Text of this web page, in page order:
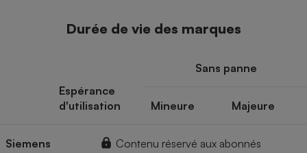
Durée de vie des marques
Espérance
d'utilisation
Sans panne
Mineure Majeure
Siemens Contenu réservé aux abonnés